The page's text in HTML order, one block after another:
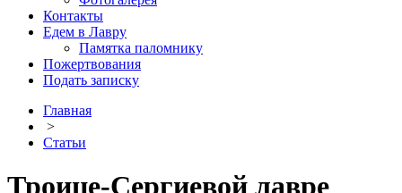
Контакты
Едем в Лавру
Памятка паломнику
Пожертвования
Подать записку
Главная
>
Статьи
Троице-Сергиевой лавре